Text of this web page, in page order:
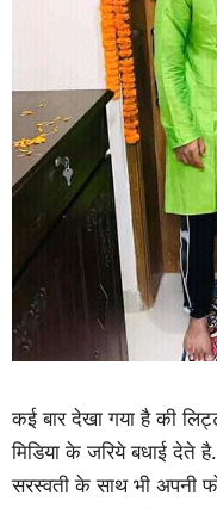
कई बार देखा गया है की
मिडिया के जरिये बधाई देते
सरस्वती के साथ भी अपनी